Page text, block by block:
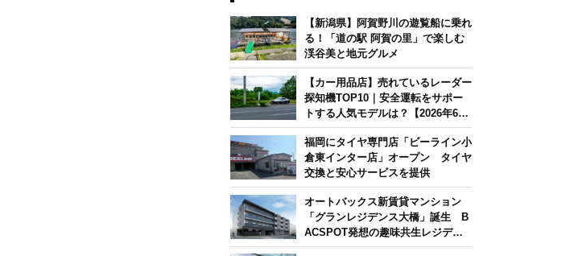
【新潟県】阿賀野川の遊覧船に乗れ
る！「道の駅 阿賀の里」で楽しむ
渓谷美と地元グルメ
【カー用品店】売れているレーダー
探知機TOP10｜安全運転をサポー
トする人気モデルは？【2026年6月
版】
福岡にタイヤ専門店「ビーライン小
倉東インター店」オープン タイヤ
交換と安心サービスを提供
オートバックス新賃貸マンション
「グランレジデンス大橋」誕生 B
ACSPOT発想の趣味共生レジデン
ス